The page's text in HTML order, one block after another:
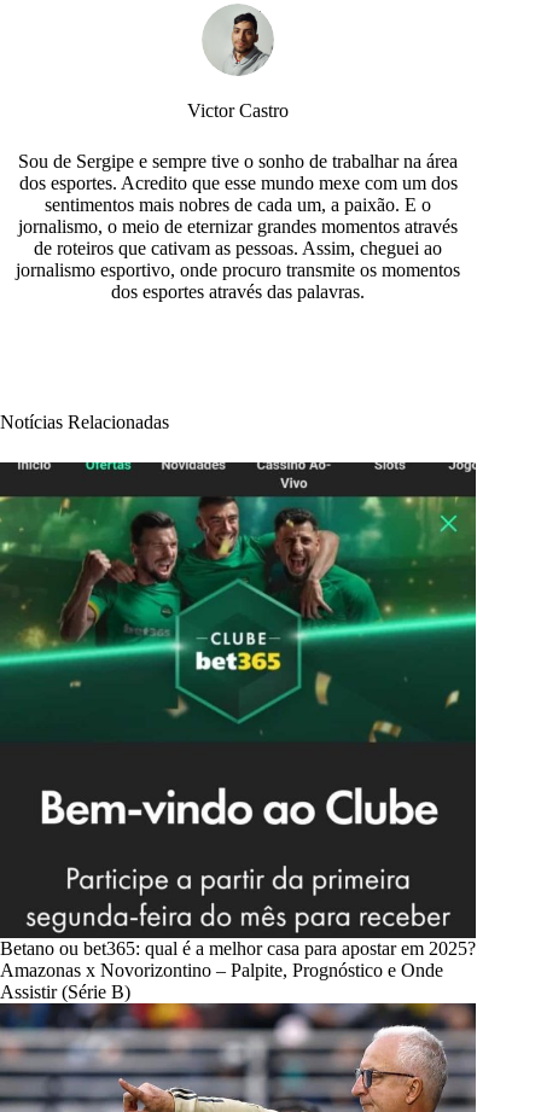
Victor Castro
Sou de Sergipe e sempre tive o sonho de trabalhar na área
dos esportes. Acredito que esse mundo mexe com um dos
sentimentos mais nobres de cada um, a paixão. E o
jornalismo, o meio de eternizar grandes momentos através
de roteiros que cativam as pessoas. Assim, cheguei ao
jornalismo esportivo, onde procuro transmite os momentos
dos esportes através das palavras.
Notícias Relacionadas
Betano ou bet365: qual é a melhor casa para apostar em 2025?
Amazonas x Novorizontino – Palpite, Prognóstico e Onde
Assistir (Série B)